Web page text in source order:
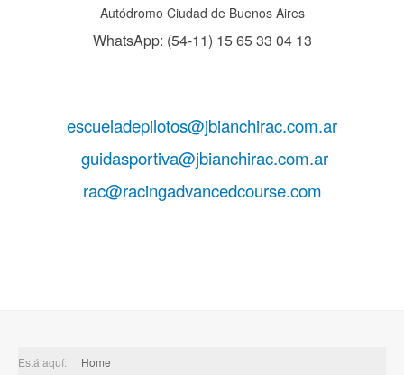
Autódromo Ciudad de Buenos Aires
WhatsApp: (54-11) 15 65 33 04 13
escueladepilotos@jbianchirac.com.ar
guidasportiva@jbianchirac.com.ar
rac@racingadvancedcourse.com
Está aquí: Home